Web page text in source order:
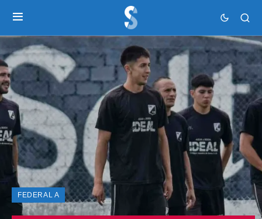
FEDERAL A